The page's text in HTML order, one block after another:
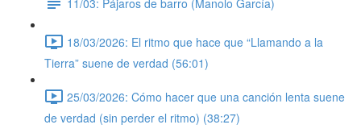
18/03/2026: El ritmo que hace que “Llamando a la
Tierra” suene de verdad (56:01)
25/03/2026: Cómo hacer que una canción lenta suene
de verdad (sin perder el ritmo) (38:27)